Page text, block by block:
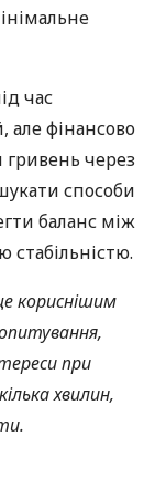
час
але фінансово
гривень через
способи
баланс між
кориснішим
при
хвилин,